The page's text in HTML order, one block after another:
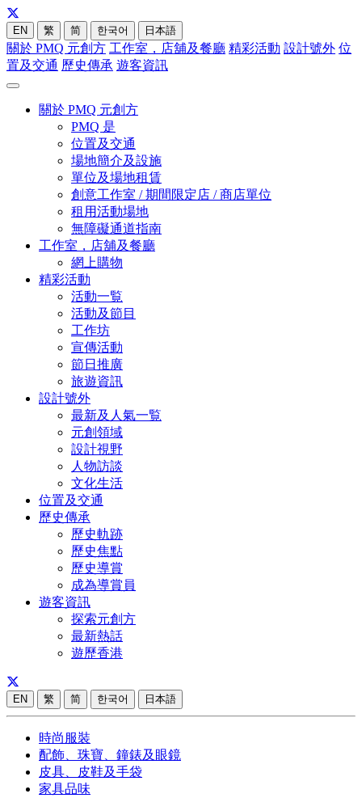
EN 繁 简 한국어 日本語
關於 PMQ 元創方 工作室，店舖及餐廳 精彩活動 設計號外 位
置及交通 歷史傳承 遊客資訊
關於 PMQ 元創方
PMQ 是
位置及交通
場地簡介及設施
單位及場地租賃
創意工作室 / 期間限定店 / 商店單位
租用活動場地
無障礙通道指南
工作室，店舖及餐廳
網上購物
精彩活動
活動一覧
活動及節目
工作坊
宣傳活動
節日推廣
旅遊資訊
設計號外
最新及人氣一覧
元創領域
設計視野
人物訪談
文化生活
位置及交通
歷史傳承
歷史軌跡
歷史焦點
歷史導賞
成為導賞員
遊客資訊
探索元創方
最新熱話
遊歷香港
EN 繁 简 한국어 日本語
時尚服裝
配飾、珠寶、鐘錶及眼鏡
皮具、皮鞋及手袋
家具品味